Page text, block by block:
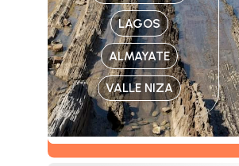
LAGOS
ALMAYATE
VALLE NIZA